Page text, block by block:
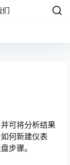
们
可将分析结果
如何新建仪表
步骤。